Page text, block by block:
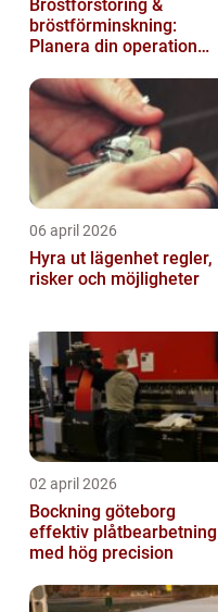
Bröstförstoring &
bröstförminskning:
Planera din operation
06 april 2026
Hyra ut lägenhet regler,
risker och möjligheter
02 april 2026
Bockning göteborg
effektiv plåtbearbetning
med hög precision